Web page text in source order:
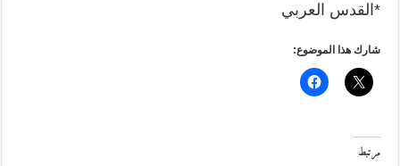
*القدس العربي
شارك هذا الموضوع:
مرتبط